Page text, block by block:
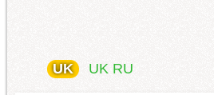
UK UK RU